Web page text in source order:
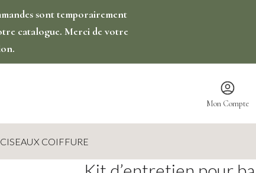
sont temporairement
catalogue. Merci de votre
Mon Compte
CISEAUX COIFFURE